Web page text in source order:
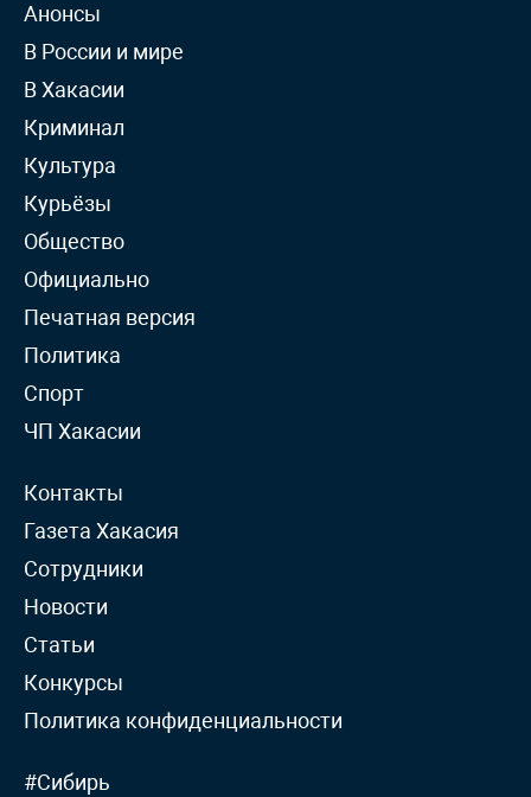
Анонсы
В России и мире
В Хакасии
Криминал
Культура
Курьёзы
Общество
Официально
Печатная версия
Политика
Спорт
ЧП Хакасии
Контакты
Газета Хакасия
Сотрудники
Новости
Статьи
Конкурсы
Политика конфиденциальности
#Сибирь